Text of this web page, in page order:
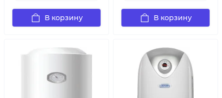
В корзину В корзину